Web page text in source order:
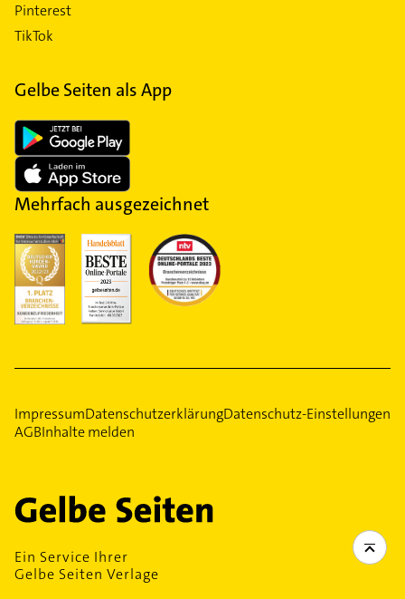
Pinterest
TikTok
Gelbe Seiten als App
Mehrfach ausgezeichnet
ImpressumDatenschutzerklärungDatenschutz-Einstellungen
AGBInhalte melden
Ein Service Ihrer
Gelbe Seiten Verlage